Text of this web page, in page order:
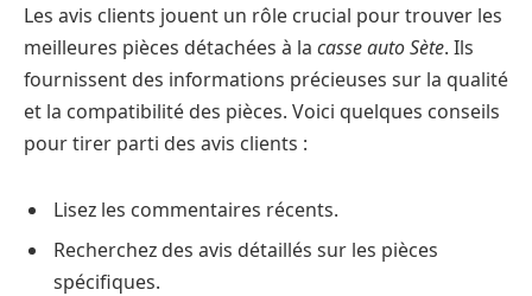
Les avis clients jouent un rôle crucial pour trouver les
meilleures pièces détachées à la casse auto Sète. Ils
fournissent des informations précieuses sur la qualité
et la compatibilité des pièces. Voici quelques conseils
pour tirer parti des avis clients :
Lisez les commentaires récents.
Recherchez des avis détaillés sur les pièces
spécifiques.